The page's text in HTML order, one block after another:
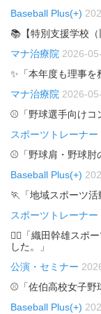
Baseball Plus(+)
📚【特別支援学校
マナ治療院 2026-
✨「本年度も理事を
マナ治療院 2026-
⚾「野球選手向けコ
スポーツトレーナー
⚾「野球肩・野球肘
Baseball Plus(+)
🏃「地域スポーツ活
スポーツトレーナー
🏃‍♂️「織田幹雄スポ
した。」
公演・セミナー
⚾「佐伯高校女子野
Baseball Plus(+)